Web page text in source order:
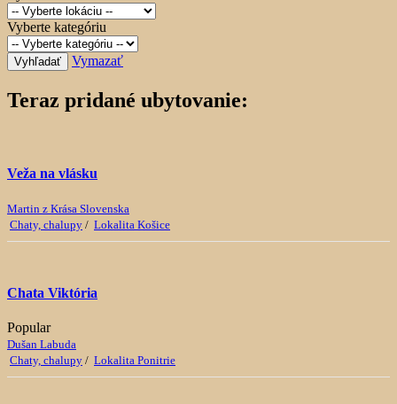
Vyberte kategóriu
Vyhľadať Vymazať
Teraz pridané ubytovanie:
Veža na vlásku
Martin z Krása Slovenska
Chaty, chalupy / Lokalita Košice
Chata Viktória
Popular
Dušan Labuda
Chaty, chalupy / Lokalita Ponitrie